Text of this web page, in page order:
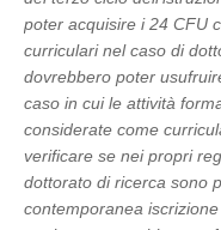
poter acquisire i 24 CFU
curriculari nel caso di
dovrebbero poter
caso in cui le attività
considerate come
verificare se nei propri
dottorato di ricerca sono
contemporanea